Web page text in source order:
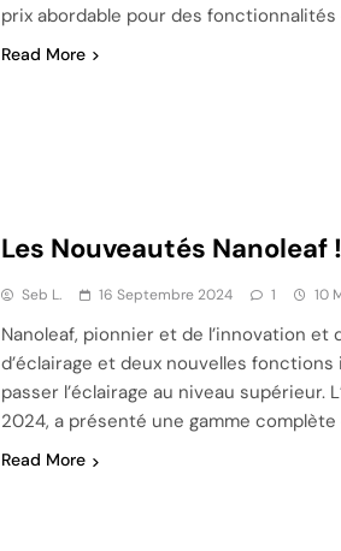
prix abordable pour des
Read More
Les Nouveautés Nanoleaf !
Seb L. 16 Septembre 2024 1 10
Nanoleaf, pionnier et de l’innovation
d’éclairage et deux nouvelles
passer l’éclairage au niveau supérieur.
2024, a présenté une gamme
Read More